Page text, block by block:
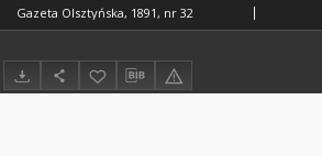
Gazeta Olsztyńska, 1891, nr 32